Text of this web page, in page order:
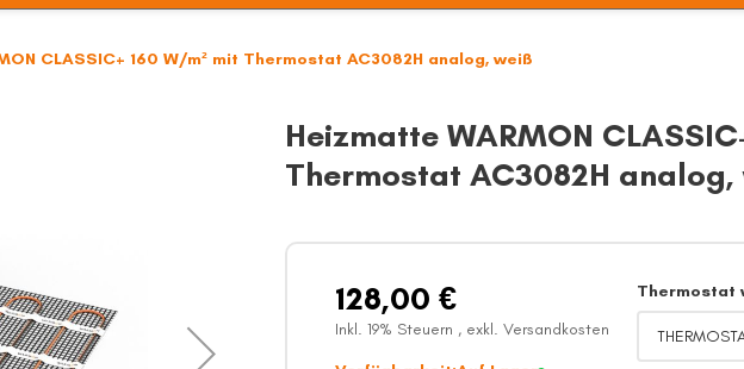
CLASSIC+ 160 W/m² mit Thermostat AC3082H analog, weiß
Heizmatte WARMON
Thermostat AC3082H analog,
128,00 €
Inkl. 19% Steuern , exkl. Versandkosten
Thermostat